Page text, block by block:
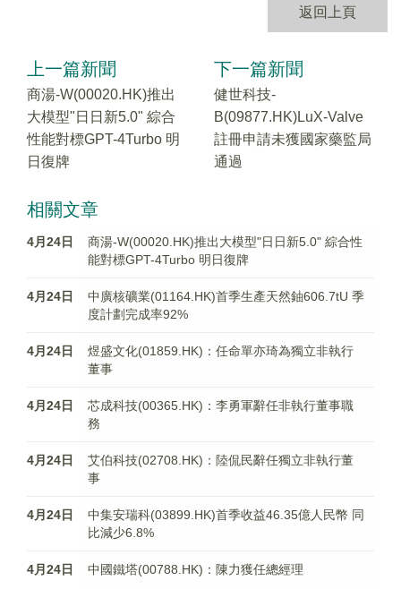
返回上頁
上一篇新聞
商湯-W(00020.HK)推出
大模型"日日新5.0" 綜合
性能對標GPT-4Turbo 明
日復牌
下一篇新聞
健世科技-
B(09877.HK)LuX-Valve
註冊申請未獲國家藥監局
通過
相關文章
4月24日
商湯-W(00020.HK)推出大模型"日日新5.0" 綜合性
能對標GPT-4Turbo 明日復牌
4月24日
中廣核礦業(01164.HK)首季生產天然鈾606.7tU 季
度計劃完成率92%
4月24日
煜盛文化(01859.HK)：任命單亦琦為獨立非執行
董事
4月24日
芯成科技(00365.HK)：李勇軍辭任非執行董事職
務
4月24日
艾伯科技(02708.HK)：陸侃民辭任獨立非執行董
事
4月24日
中集安瑞科(03899.HK)首季收益46.35億人民幣 同
比減少6.8%
4月24日 中國鐵塔(00788.HK)：陳力獲任總經理